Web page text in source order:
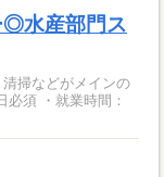
◎水産部門ス
清掃などがメインの